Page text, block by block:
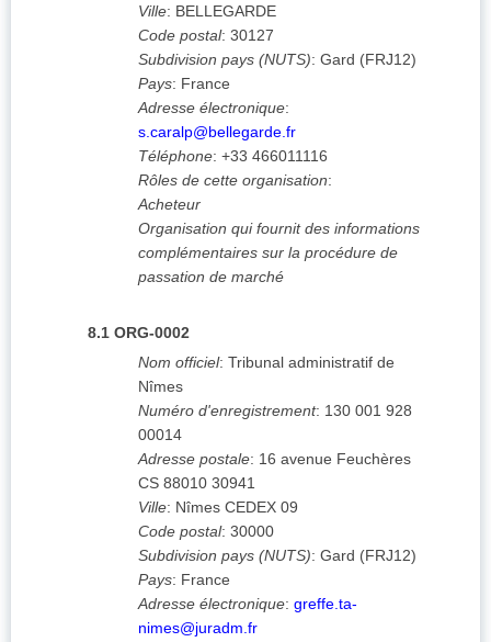
Ville: BELLEGARDE
Code postal: 30127
Subdivision pays (NUTS): Gard (FRJ12)
Pays: France
Adresse électronique:
s.caralp@bellegarde.fr
Téléphone: +33 466011116
Rôles de cette organisation:
Acheteur
Organisation qui fournit des informations
complémentaires sur la procédure de
passation de marché
8.1 ORG-0002
Nom officiel: Tribunal administratif de
Nîmes
Numéro d'enregistrement: 130 001 928
00014
Adresse postale: 16 avenue Feuchères
CS 88010 30941
Ville: Nîmes CEDEX 09
Code postal: 30000
Subdivision pays (NUTS): Gard (FRJ12)
Pays: France
Adresse électronique: greffe.ta-
nimes@juradm.fr